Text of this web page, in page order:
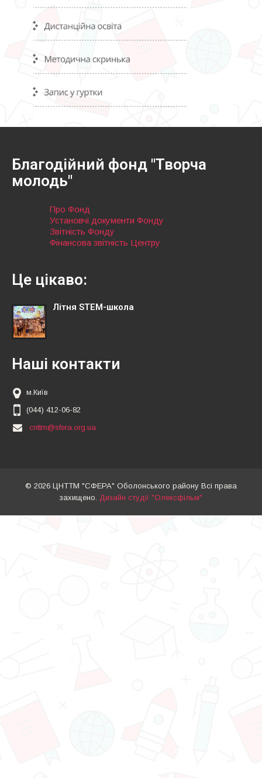
Благодійний фонд "Творча
молодь"
Про Фонд
Установчі документи Фонду
Звітність Фонду
Фінансова звітність Центру
Це цікаво:
Літня STEM-школа
Наші контакти
м.Київ
(044) 412-06-82
cnttm@sfera.org.ua
© 2026 ЦНТТМ "СФЕРА" Оболонського району Всі права
захищено. Дизайн студії "Олексфільм"